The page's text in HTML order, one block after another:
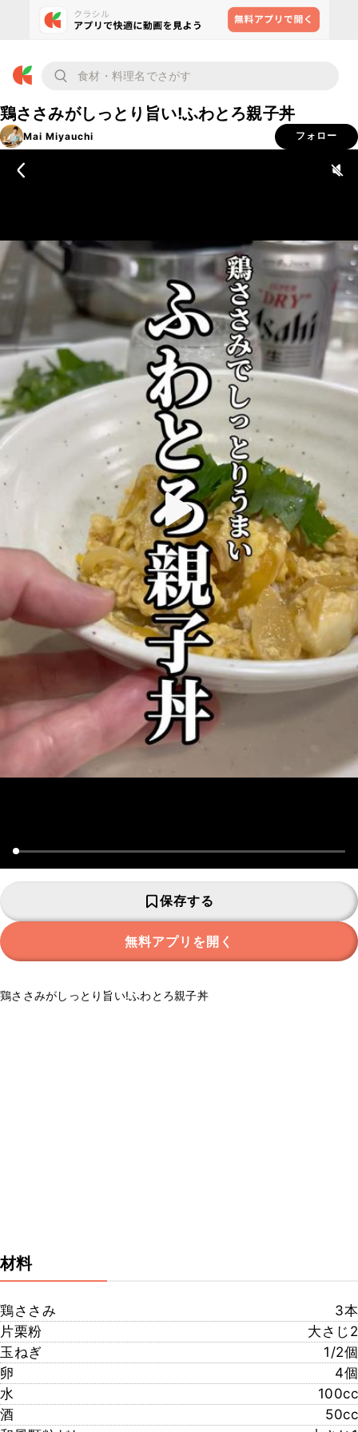
鶏ささみがしっとり旨い!ふわとろ親子丼
Mai Miyauchi フォロー
保存する
無料アプリを開く
鶏ささみがしっとり旨い!ふわとろ親子丼
材料
鶏ささみ
3本
片栗粉
大さじ2
玉ねぎ
1/2個
卵
4個
水
100cc
酒
50cc